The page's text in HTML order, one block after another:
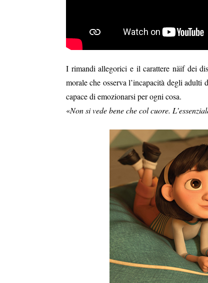
I rimandi allegorici e il carattere näif dei
morale che osserva l’incapacità degli adulti
capace di emozionarsi per ogni cosa.
«Non si vede bene che col cuore.